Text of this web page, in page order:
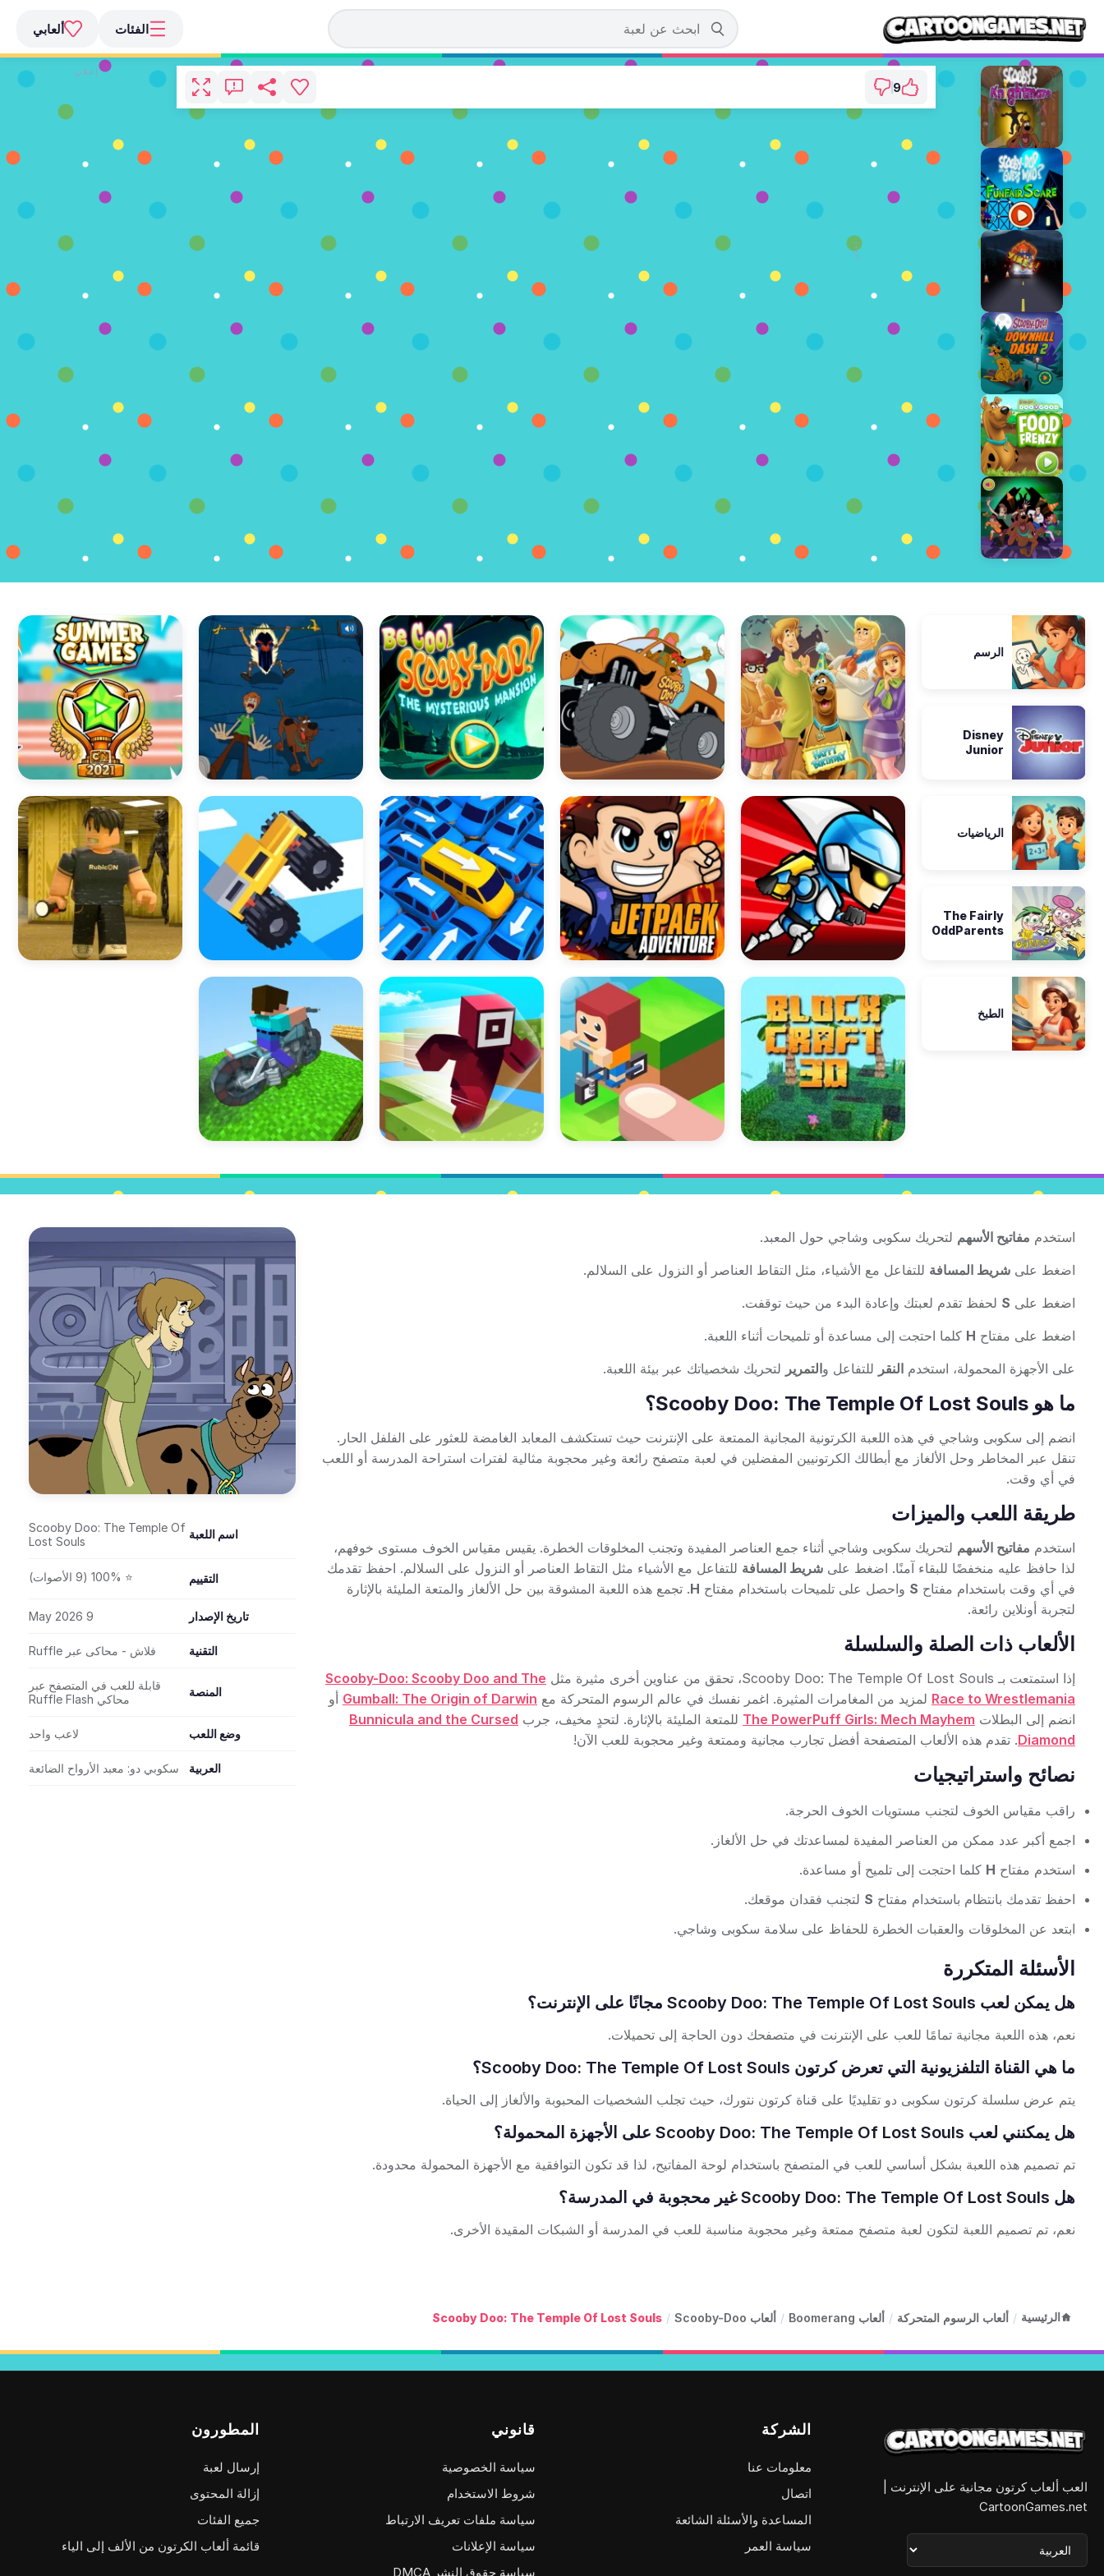
الفئات ألعابي
العب الآن
9
إعلان
إعلان
الرسم
Disney
Junior
الرياضيات
The Fairly
OddParents
الطبخ
استخدم مفاتيح الأسهم لتحريك سكوبى وشاجي حول المعبد.
اضغط على شريط المسافة للتفاعل مع الأشياء، مثل التقاط العناصر أو النزول على السلالم.
اضغط على S لحفظ تقدم لعبتك وإعادة البدء من حيث توقفت.
اضغط على مفتاح H كلما احتجت إلى مساعدة أو تلميحات أثناء اللعبة.
على الأجهزة المحمولة، استخدم النقر للتفاعل والتمرير لتحريك شخصياتك عبر بيئة اللعبة.
ما هو Scooby Doo: The Temple Of Lost Souls؟
انضم إلى سكوبى وشاجي في هذه اللعبة الكرتونية المجانية الممتعة على الإنترنت حيث تستكشف المعابد الغامضة للعثور على الفلفل الحار.
تنقل عبر المخاطر وحل الألغاز مع أبطالك الكرتونيين المفضلين في لعبة متصفح رائعة وغير محجوبة مثالية لفترات استراحة المدرسة أو اللعب
في أي وقت.
طريقة اللعب والميزات
استخدم مفاتيح الأسهم لتحريك سكوبى وشاجي أثناء جمع العناصر المفيدة وتجنب المخلوقات الخطرة. يقيس مقياس الخوف مستوى خوفهم،
لذا حافظ عليه منخفضًا للبقاء آمنًا. اضغط على شريط المسافة للتفاعل مع الأشياء مثل التقاط العناصر أو النزول على السلالم. احفظ تقدمك
في أي وقت باستخدام مفتاح S واحصل على تلميحات باستخدام مفتاح H. تجمع هذه اللعبة المشوقة بين حل الألغاز والمتعة المليئة بالإثارة
لتجربة أونلاين رائعة.
الألعاب ذات الصلة والسلسلة
إذا استمتعت بـ Scooby Doo: The Temple Of Lost Souls، تحقق من عناوين أخرى مثيرة مثل
Scooby-Doo: Scooby Doo and The
Race to Wrestlemania لمزيد من المغامرات المثيرة. اغمر نفسك في عالم الرسوم المتحركة مع Gumball: The Origin of Darwin أو
انضم إلى البطلات The PowerPuff Girls: Mech Mayhem للمتعة المليئة بالإثارة. لتحدٍ مخيف، جرب Bunnicula and the Cursed
Diamond. تقدم هذه الألعاب المتصفحة أفضل تجارب مجانية وممتعة وغير محجوبة للعب الآن!
نصائح واستراتيجيات
راقب مقياس الخوف لتجنب مستويات الخوف الحرجة.
اجمع أكبر عدد ممكن من العناصر المفيدة لمساعدتك في حل الألغاز.
استخدم مفتاح H كلما احتجت إلى تلميح أو مساعدة.
احفظ تقدمك بانتظام باستخدام مفتاح S لتجنب فقدان موقعك.
ابتعد عن المخلوقات والعقبات الخطرة للحفاظ على سلامة سكوبى وشاجي.
الأسئلة المتكررة
هل يمكن لعب Scooby Doo: The Temple Of Lost Souls مجانًا على الإنترنت؟
نعم، هذه اللعبة مجانية تمامًا للعب على الإنترنت في متصفحك دون الحاجة إلى تحميلات.
ما هي القناة التلفزيونية التي تعرض كرتون Scooby Doo: The Temple Of Lost Souls؟
يتم عرض سلسلة كرتون سكوبى دو تقليديًا على قناة كرتون نتورك، حيث تجلب الشخصيات المحبوبة والألغاز إلى الحياة.
هل يمكنني لعب Scooby Doo: The Temple Of Lost Souls على الأجهزة المحمولة؟
تم تصميم هذه اللعبة بشكل أساسي للعب في المتصفح باستخدام لوحة المفاتيح، لذا قد تكون التوافقية مع الأجهزة المحمولة محدودة.
هل Scooby Doo: The Temple Of Lost Souls غير محجوبة في المدرسة؟
نعم، تم تصميم اللعبة لتكون لعبة متصفح ممتعة وغير محجوبة مناسبة للعب في المدرسة أو الشبكات المقيدة الأخرى.
اسم اللعبة Scooby Doo: The Temple Of
Lost Souls
التقييم ⭐ 100% (9 الأصوات)
تاريخ الإصدار 9 May 2026
التقنية فلاش - محاكى عبر Ruffle
المنصة
قابلة للعب في المتصفح عبر
محاكي Ruffle Flash
وضع اللعب لاعب واحد
العربية سكوبي دو: معبد الأرواح الضائعة
الرئيسية / ألعاب الرسوم المتحركة / ألعاب Boomerang / ألعاب Scooby-Doo /
Scooby Doo: The Temple Of Lost Souls
العب ألعاب كرتون مجانية على الإنترنت |
CartoonGames.net
الشركة
معلومات عنا
اتصال
المساعدة والأسئلة الشائعة
سياسة العمر
قانوني
سياسة الخصوصية
شروط الاستخدام
سياسة ملفات تعريف الارتباط
سياسة الإعلانات
سياسة حقوق النشر DMCA
المطورون
إرسال لعبة
إزالة المحتوى
جميع الفئات
قائمة ألعاب الكرتون من الألف إلى الياء